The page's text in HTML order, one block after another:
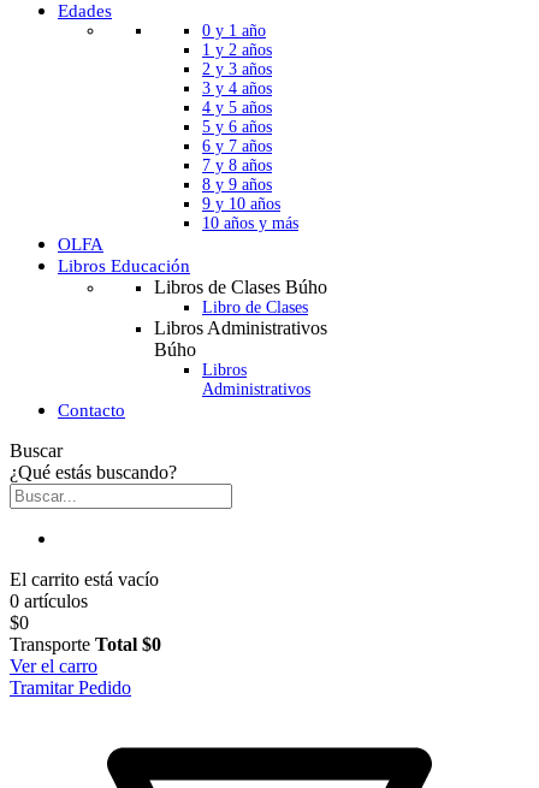
Edades
0 y 1 año
1 y 2 años
2 y 3 años
3 y 4 años
4 y 5 años
5 y 6 años
6 y 7 años
7 y 8 años
8 y 9 años
9 y 10 años
10 años y más
OLFA
Libros Educación
Libros de Clases Búho
Libro de Clases
Libros Administrativos
Búho
Libros
Administrativos
Contacto
Buscar
¿Qué estás buscando?
El carrito está vacío
0 artículos
$0
Transporte Total $0
Ver el carro
Tramitar Pedido